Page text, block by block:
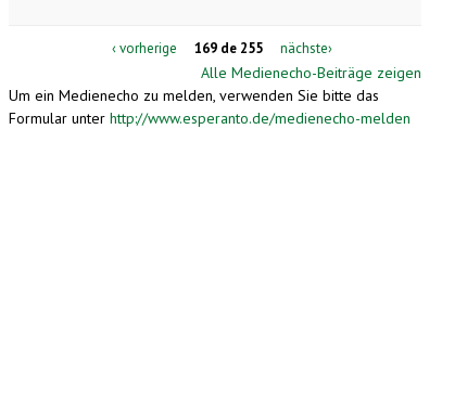
‹ vorherige 169 de 255 nächste›
Alle Medienecho-Beiträge zeigen
Um ein Medienecho zu melden, verwenden Sie bitte das
Formular unter http://www.esperanto.de/medienecho-melden